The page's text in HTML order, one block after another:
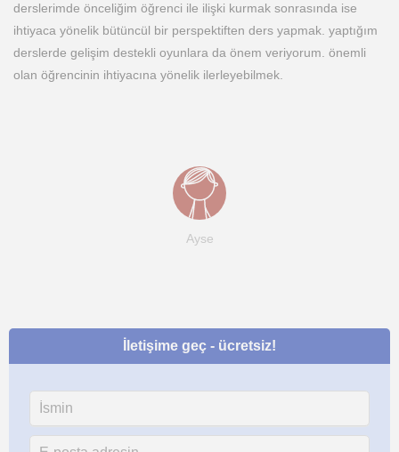
derslerimde önceliğim öğrenci ile ilişki kurmak sonrasında ise
ihtiyaca yönelik bütüncül bir perspektiften ders yapmak. yaptığım
derslerde gelişim destekli oyunlara da önem veriyorum. önemli
olan öğrencinin ihtiyacına yönelik ilerleyebilmek.
Ayse
İletişime geç - ücretsiz!